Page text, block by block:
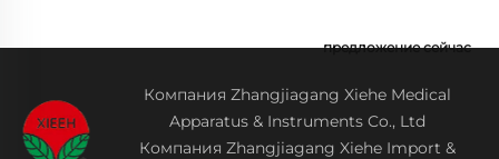
предложение сейчас
Компания Zhangjiagang Xiehe Medical
Apparatus & Instruments Co., Ltd
Компания Zhangjiagang Xiehe Import &